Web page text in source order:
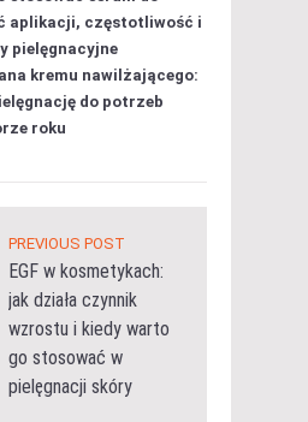
aplikacji, częstotliwość i
pielęgnacyjne
kremu nawilżającego:
do potrzeb
roku
PREVIOUS POST
EGF w kosmetykach:
jak działa czynnik
wzrostu i kiedy warto
go stosować w
pielęgnacji skóry